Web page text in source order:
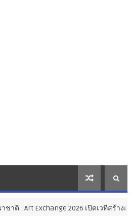
เปิดเวทีสร้างสรรค์ศิลปะไทยสู่สากล เ